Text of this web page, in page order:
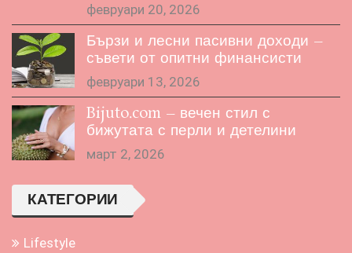
февруари 20, 2026
Бързи и лесни пасивни доходи –
съвети от опитни финансисти
февруари 13, 2026
Bijuto.com – вечен стил с
бижутата с перли и детелини
март 2, 2026
КАТЕГОРИИ
Lifestyle